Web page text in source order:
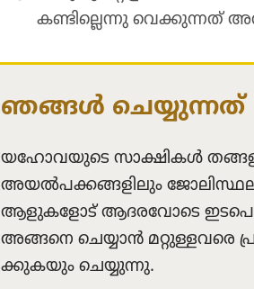
കണ്ടി​ല്ലെന്നു വെക്കു​ന്നത്‌
ഞങ്ങൾ ചെയ്യു​ന്നത്‌
യഹോ​വ​യു​ടെ സാക്ഷികൾ
അയൽപ​ക്ക​ങ്ങ​ളി​ലും
ആളുക​ളോട്‌ ആദര​വോ​ടെ
അങ്ങനെ ചെയ്യാൻ മറ്റുള്ള​വരെ
ക്കു​ക​യും ചെയ്യുന്നു.